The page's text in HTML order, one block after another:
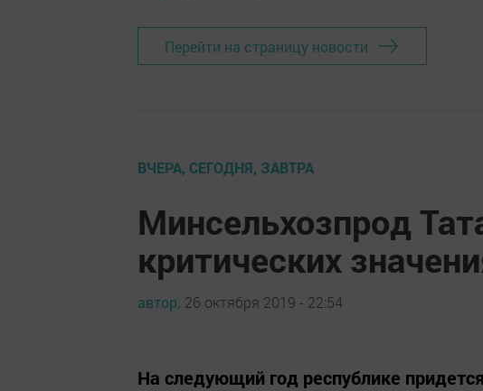
Перейти на страницу новости
ВЧЕРА, СЕГОДНЯ, ЗАВТРА
Минсельхозпрод
критических
автор, 26 октября 2019 - 22:54
На следующий год республике